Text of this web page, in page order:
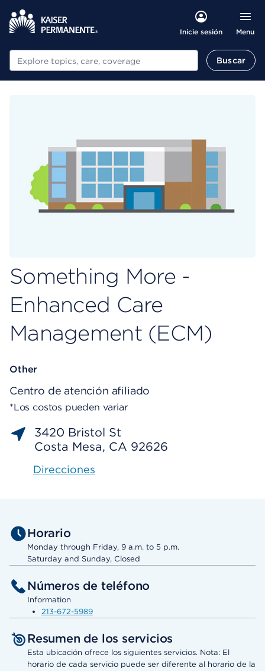
Inicie sesión Menu
Buscar Buscar
Something More -
Enhanced Care
Management (ECM)
Other
Centro de atención afiliado
*Los costos pueden variar
3420 Bristol St
Costa Mesa, CA 92626
Direcciones
Horario
Monday through Friday, 9 a.m. to 5 p.m.
Saturday and Sunday, Closed
Números de teléfono
Information
213-672-5989
Resumen de los servicios
Esta ubicación ofrece los siguientes servicios. Nota: El
horario de cada servicio puede ser diferente al horario de la